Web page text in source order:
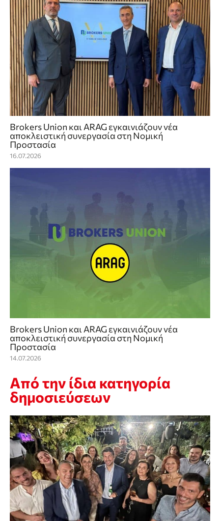
Brokers Union και ARAG εγκαινιάζουν νέα
αποκλειστική συνεργασία στη Νομική
Προστασία
16.07.2026
Brokers Union και ARAG εγκαινιάζουν νέα
αποκλειστική συνεργασία στη Νομική
Προστασία
14.07.2026
Από την ίδια κατηγορία
δημοσιεύσεων